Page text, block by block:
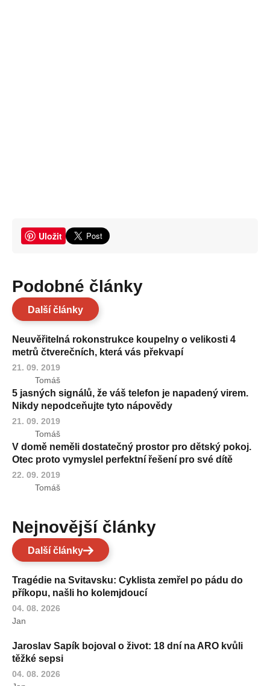
Uložit
Podobné články
Další články
Neuvěřitelná rokonstrukce koupelny o velikosti 4
metrů čtverečních, která vás překvapí
21. 09. 2019
Tomáš
5 jasných signálů, že váš telefon je napadený virem.
Nikdy nepodceňujte tyto nápovědy
21. 09. 2019
Tomáš
V domě neměli dostatečný prostor pro dětský pokoj.
Otec proto vymyslel perfektní řešení pro své dítě
22. 09. 2019
Tomáš
Nejnovější články
Další články
Tragédie na Svitavsku: Cyklista zemřel po pádu do
příkopu, našli ho kolemjdoucí
04. 08. 2026
Jan
Jaroslav Sapík bojoval o život: 18 dní na ARO kvůli
těžké sepsi
04. 08. 2026